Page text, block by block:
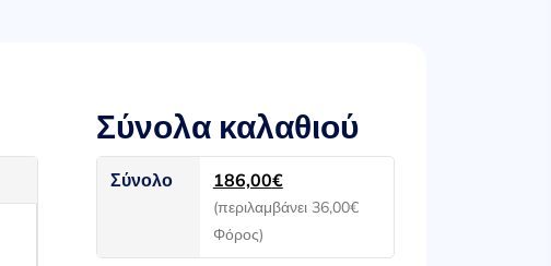
Σύνολα καλαθιού
Σύνολο 186,00€
(περιλαμβάνει 36,00€
Φόρος)